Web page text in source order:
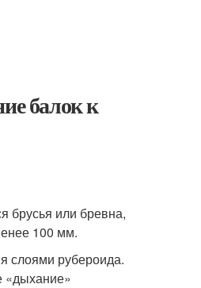
балок к
брусья или бревна,
100 мм.
слоями рубероида.
«дыхание»